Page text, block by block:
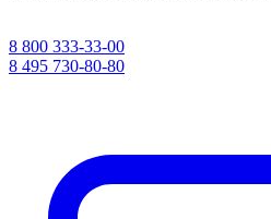
8 800 333-33-00
8 495 730-80-80